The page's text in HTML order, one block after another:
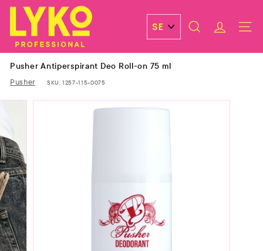
Skip
content
L
y
k
o
P
r
o
e
s
s
i
o
n
a
l
SEARCH SITE
Pusher Antiperspirant Deo Roll-on 75 ml
Pusher SKU:1257-115-0075